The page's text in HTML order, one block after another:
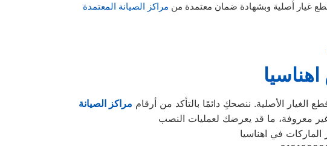
غيار أصلية وبشهادة ضمان معتمدة من مراكز الصيانة المعتمدة
الأصلية. ننصحكِ دائمًا بالتأكد من أرقام مراكز الصيانة